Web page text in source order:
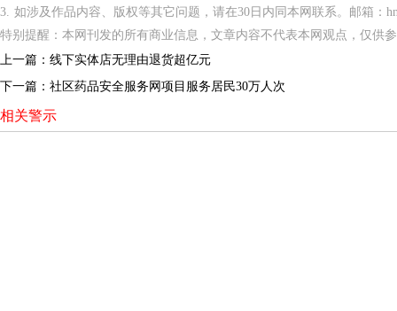
3. 如涉及作品内容、版权等其它问题，请在30日内同本网联系。邮箱：
特别提醒：本网刊发的所有商业信息，文章内容不代表本网观点，仅供
上一篇： 线下实体店无理由退货超亿元
下一篇： 社区药品安全服务网项目服务居民30万人次
相关警示